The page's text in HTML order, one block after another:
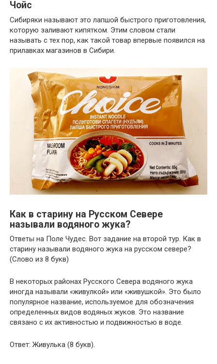
Чойс
Сибиряки называют это лапшой быстрого приготовления,
которую заливают кипятком. Этим словом стали
называть с тех пор, как такой товар впервые появился на
прилавках магазинов в Сибири.
Как в старину на Русском Севере
называли водяного жука?
Ответы на Поле Чудес. Вот задание на второй тур. Как в
старину называли водяного жука на русском севере?
(Слово из 8 букв)
В некоторых районах Русского Севера водяного жука
иногда называли «живулкой» или «живушкой». Это было
популярное название, используемое для обозначения
определенных видов водяных жуков. Это название
связано с их активностью и подвижностью в воде.
Ответ: Живулька (8 букв).